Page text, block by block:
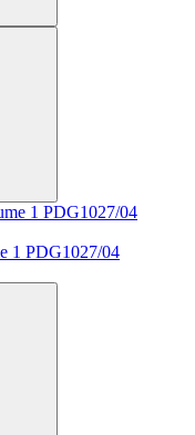
1 PDG1027/04